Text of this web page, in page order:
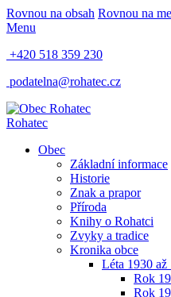
Rovnou na obsah Rovnou na
Menu
+420 518 359 230
podatelna@rohatec.cz
Rohatec
Obec
Základní informace
Historie
Znak a prapor
Příroda
Knihy o Rohatci
Zvyky a tradice
Kronika obce
Léta 1930 až
Rok
Rok